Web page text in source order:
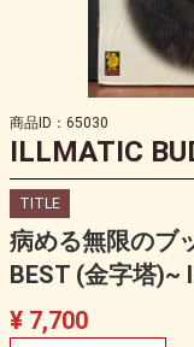
商品ID：65030
ILLMATIC
TITLE
病める無限のブ
BEST (金字塔)~
¥ 7,700